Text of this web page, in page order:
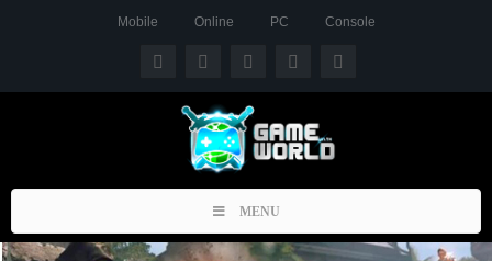
Mobile Online PC Console
Toggle
navigation
MENU